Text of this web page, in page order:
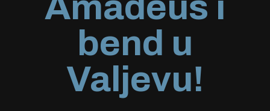
bend u
Valjevu!